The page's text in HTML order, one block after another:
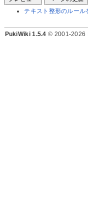
テキスト整形のルール
PukiWiki 1.5.4 © 2001-2026